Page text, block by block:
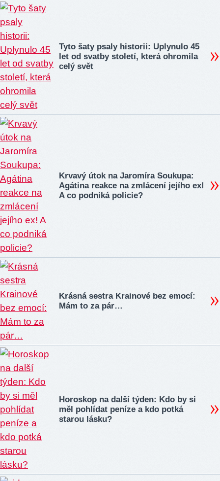
Tyto šaty psaly historii: Uplynulo 45
let od svatby století, která ohromila
celý svět
Krvavý útok na Jaromíra Soukupa:
Agátina reakce na zmlácení jejího ex!
A co podniká policie?
Krásná sestra Krainové bez emocí:
Mám to za pár…
Horoskop na další týden: Kdo by si
měl pohlídat peníze a kdo potká
starou lásku?